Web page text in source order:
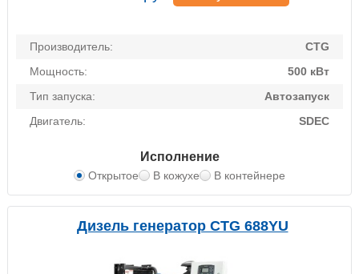
Производитель:
CTG
Мощность:
500 кВт
Тип запуска:
Автозапуск
Двигатель:
SDEC
Исполнение
Открытое В кожухе В контейнере
Дизель генератор CTG 688YU